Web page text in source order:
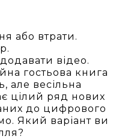
або втрати.
відео.
гостьова книга
але весільна
цілий ряд нових
до цифрового
Який варіант ви